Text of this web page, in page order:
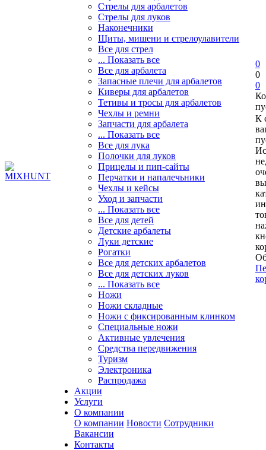
Стрелы для арбалетов
Стрелы для луков
Наконечники
Щиты, мишени и стрелоулавители
Все для стрел
... Показать все
Все для арбалета
Запасные плечи для арбалетов
Киверы для арбалетов
Тетивы и тросы для арбалетов
Чехлы и ремни
Запчасти для арбалета
... Показать все
Все для лука
Полочки для луков
Прицелы и пип-сайты
Перчатки и напалечьники
Чехлы и кейсы
Уход и запчасти
... Показать все
Все для детей
Детские арбалеты
Луки детские
Рогатки
Все для детских арбалетов
Все для детских луков
... Показать все
Ножи
Ножи складные
Ножи с фиксированным клинком
Специальные ножи
Активные увлечения
Средства передвижения
Туризм
Электроника
Распродажа
Акции
Услуги
О компании
О компании Новости Сотрудники
Вакансии
Контакты
0
0
0
К